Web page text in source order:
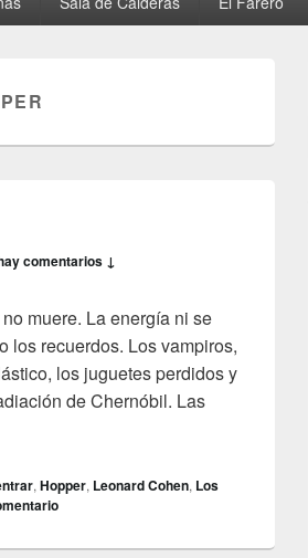
comentarios ↓
muere. La energía ni se
los recuerdos. Los vampiros,
los juguetes perdidos y
de Chernóbil. Las
, Hopper, Leonard Cohen, Los